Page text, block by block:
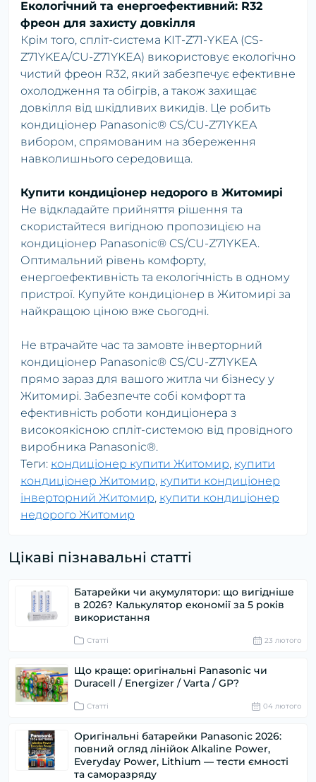
Екологічний та енергоефективний: R32
фреон для захисту довкілля
Крім того, спліт-система KIT-Z71-YKEA (CS-
Z71YKEA/CU-Z71YKEA) використовує екологічно
чистий фреон R32, який забезпечує ефективне
охолодження та обігрів, а також захищає
довкілля від шкідливих викидів. Це робить
кондиціонер Panasonic® CS/CU-Z71YKEA
вибором, спрямованим на збереження
навколишнього середовища.
Купити кондиціонер недорого в Житомирі
Не відкладайте прийняття рішення та
скористайтеся вигідною пропозицією на
кондиціонер Panasonic® CS/CU-Z71YKEA.
Оптимальний рівень комфорту,
енергоефективність та екологічність в одному
пристрої. Купуйте кондиціонер в Житомирі за
найкращою ціною вже сьогодні.
Не втрачайте час та замовте інверторний
кондиціонер Panasonic® CS/CU-Z71YKEA
прямо зараз для вашого житла чи бізнесу у
Житомирі. Забезпечте собі комфорт та
ефективність роботи кондиціонера з
високоякісною спліт-системою від провідного
виробника Panasonic®.
Теги: кондиціонер купити Житомир, купити
кондиціонер Житомир, купити кондиціонер
інверторний Житомир, купити кондиціонер
недорого Житомир
Цікаві пізнавальні статті
Батарейки чи акумулятори: що вигідніше
в 2026? Калькулятор економії за 5 років
використання
Статті 23 лютого
Що краще: оригінальні Panasonic чи
Duracell / Energizer / Varta / GP?
Статті 04 лютого
Оригінальні батарейки Panasonic 2026:
повний огляд лінійок Alkaline Power,
Everyday Power, Lithium — тести ємності
та саморазряду